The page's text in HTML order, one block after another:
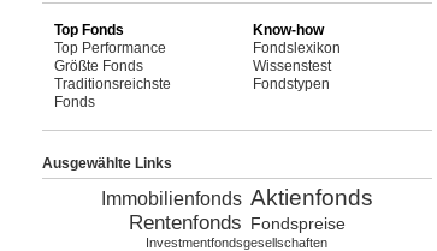
Top Fonds
Top Performance
Größte Fonds
Traditionsreichste
Fonds
Know-how
Fondslexikon
Wissenstest
Fondstypen
Ausgewählte Links
Immobilienfonds Aktienfonds
Rentenfonds Fondspreise
Investmentfondsgesellschaften